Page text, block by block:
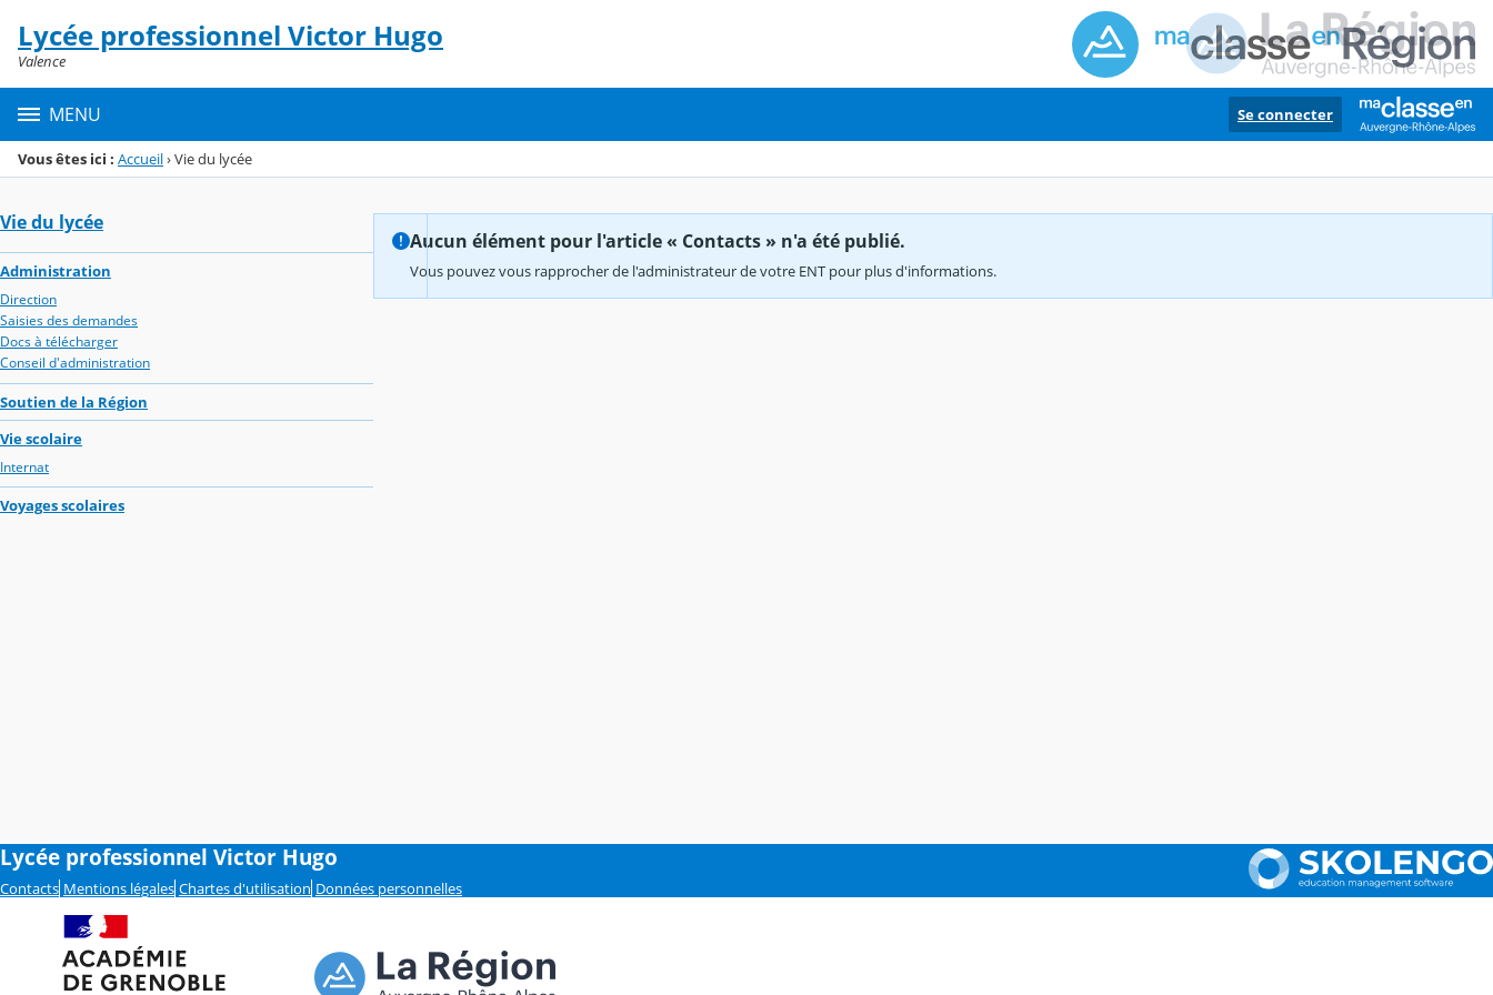
Menu de la rubrique
Contenu
Lycée professionnel Victor Hugo
Valence
MENU Se connecter
Vous êtes ici : Accueil›Vie du lycée
Vie du lycée
Administration
Direction
Saisies des demandes
Docs à télécharger
Conseil d'administration
Soutien de la Région
Vie scolaire
Internat
Voyages scolaires
Aucun élément pour l'article « Contacts » n'a été publié.
Vous pouvez vous rapprocher de l'administrateur de votre ENT pour plus d'informations.
Lycée professionnel Victor Hugo
Contacts Mentions légales Chartes d'utilisation Données personnelles